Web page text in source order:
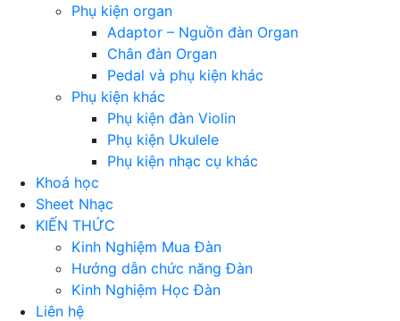
Phụ kiện organ
Adaptor – Nguồn đàn Organ
Chân đàn Organ
Pedal và phụ kiện khác
Phụ kiện khác
Phụ kiện đàn Violin
Phụ kiện Ukulele
Phụ kiện nhạc cụ khác
Khoá học
Sheet Nhạc
KIẾN THỨC
Kinh Nghiệm Mua Đàn
Hướng dẫn chức năng Đàn
Kinh Nghiệm Học Đàn
Liên hệ